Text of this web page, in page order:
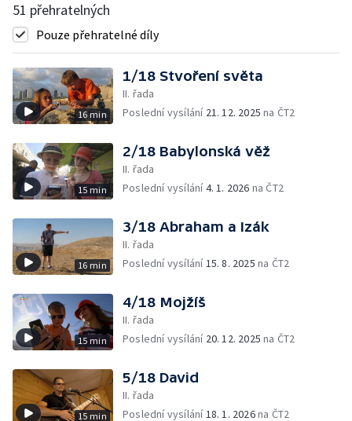
51 přehratelných
Pouze přehratelné díly
16 min
1/18 Stvoření světa
II. řada
Poslední vysílání 21. 12. 2025 na ČT2
15 min
2/18 Babylonská věž
II. řada
Poslední vysílání4. 1. 2026 na ČT2
16 min
3/18 Abraham a Izák
II. řada
Poslední vysílání15. 8. 2025 na ČT2
15 min
4/18 Mojžíš
II. řada
Poslední vysílání 20. 12. 2025 na ČT2
15 min
5/18 David
II. řada
Poslední vysílání18. 1. 2026na ČT2